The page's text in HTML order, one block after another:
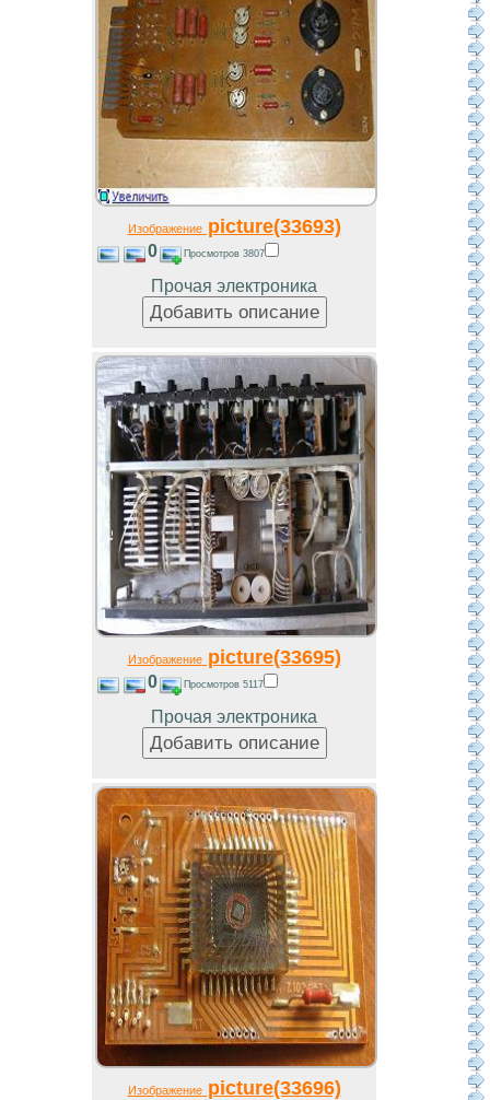
Изображениеpicture(33693)
0 Просмотров 3807
Прочая электроника
Изображениеpicture(33695)
0 Просмотров 5117
Прочая электроника
Изображениеpicture(33696)